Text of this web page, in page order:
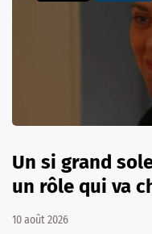
Un si grand
un rôle qui va
10 août 2026